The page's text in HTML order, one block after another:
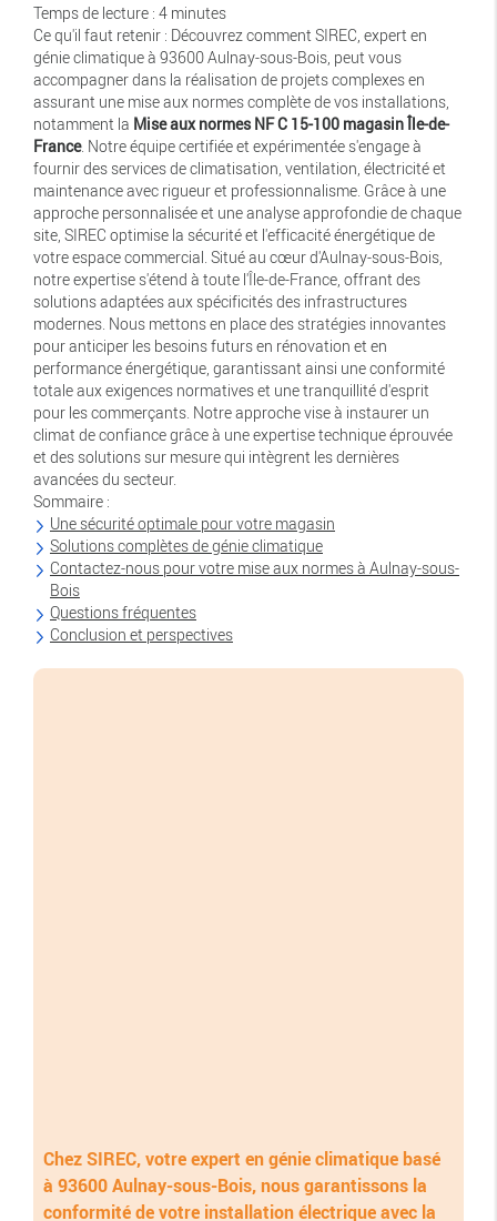
Temps de lecture : 4 minutes
Ce qu'il faut retenir : Découvrez comment SIREC, expert en
génie climatique à 93600 Aulnay-sous-Bois, peut vous
accompagner dans la réalisation de projets complexes en
assurant une mise aux normes complète de vos installations,
notamment la Mise aux normes NF C 15-100 magasin Île-de-
France. Notre équipe certifiée et expérimentée s'engage à
fournir des services de climatisation, ventilation, électricité et
maintenance avec rigueur et professionnalisme. Grâce à une
approche personnalisée et une analyse approfondie de chaque
site, SIREC optimise la sécurité et l'efficacité énergétique de
votre espace commercial. Situé au cœur d'Aulnay-sous-Bois,
notre expertise s'étend à toute l'Île-de-France, offrant des
solutions adaptées aux spécificités des infrastructures
modernes. Nous mettons en place des stratégies innovantes
pour anticiper les besoins futurs en rénovation et en
performance énergétique, garantissant ainsi une conformité
totale aux exigences normatives et une tranquillité d'esprit
pour les commerçants. Notre approche vise à instaurer un
climat de confiance grâce à une expertise technique éprouvée
et des solutions sur mesure qui intègrent les dernières
avancées du secteur.
Sommaire :
Une sécurité optimale pour votre magasin
Solutions complètes de génie climatique
Contactez-nous pour votre mise aux normes à Aulnay-sous-
Bois
Questions fréquentes
Conclusion et perspectives
Chez SIREC, votre expert en génie climatique basé
à 93600 Aulnay-sous-Bois, nous garantissons la
conformité de votre installation électrique avec la